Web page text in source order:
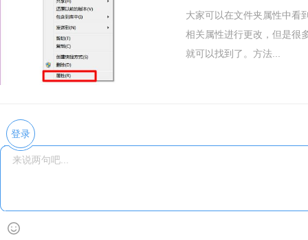
大家可以在文件夹属性中看
相关属性进行更改，但是很
就可以找到了。方法...
登录